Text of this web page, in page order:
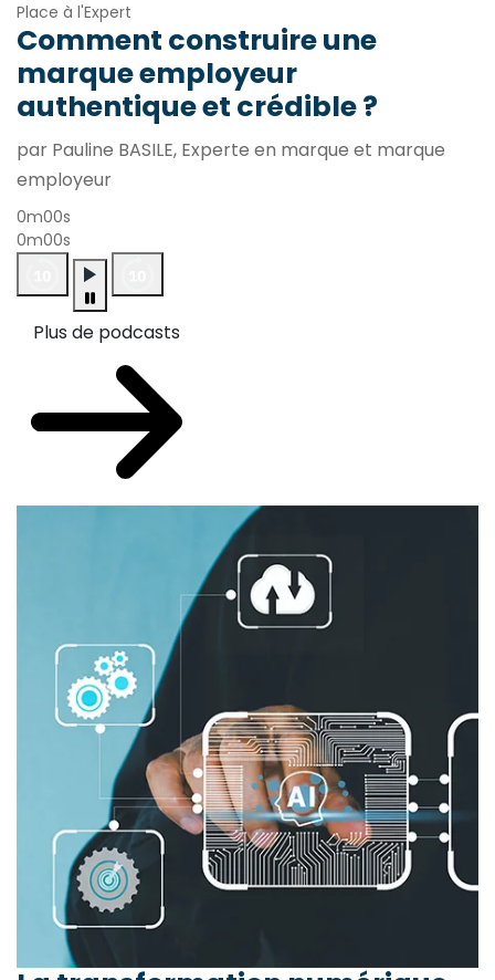
Place à l'Expert
Comment construire une
marque employeur
authentique et crédible ?
par Pauline BASILE, Experte en marque et marque
employeur
0m00s
0m00s
Plus de podcasts